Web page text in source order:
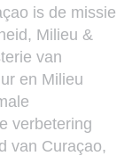
is de missie
Milieu &
van
en Milieu
verbetering
van Curaçao,